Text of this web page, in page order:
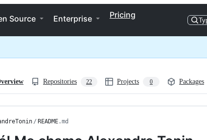
Source Enterprise Pricing
Repositories 22 Projects 0 Packages
/ README.md